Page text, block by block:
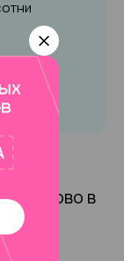
в